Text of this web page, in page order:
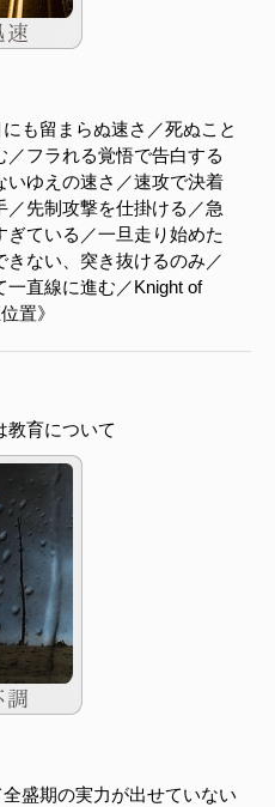
も留まらぬ速さ／死ぬこと
／フラれる覚悟で告白する
いゆえの速さ／速攻で決着
／先制攻撃を仕掛ける／急
ている／一旦走り始めた
きない、突き抜けるのみ／
直線に進む／Knight of
置》
教育について
盛期の実力が出せていない